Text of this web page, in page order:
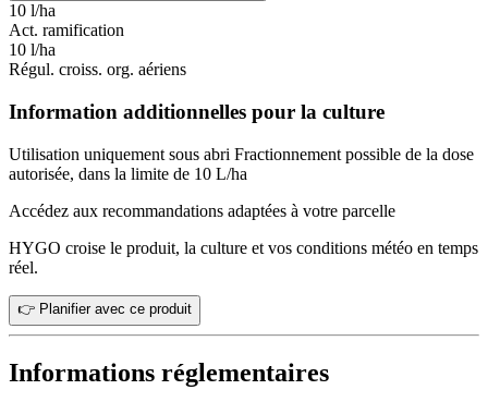
10 l/ha
Act. ramification
10 l/ha
Régul. croiss. org. aériens
Information additionnelles pour la culture
Utilisation uniquement sous abri Fractionnement possible de la dose
autorisée, dans la limite de 10 L/ha
Accédez aux recommandations adaptées à votre parcelle
HYGO croise le produit, la culture et vos conditions météo en temps
réel.
👉 Planifier avec ce produit
Informations réglementaires